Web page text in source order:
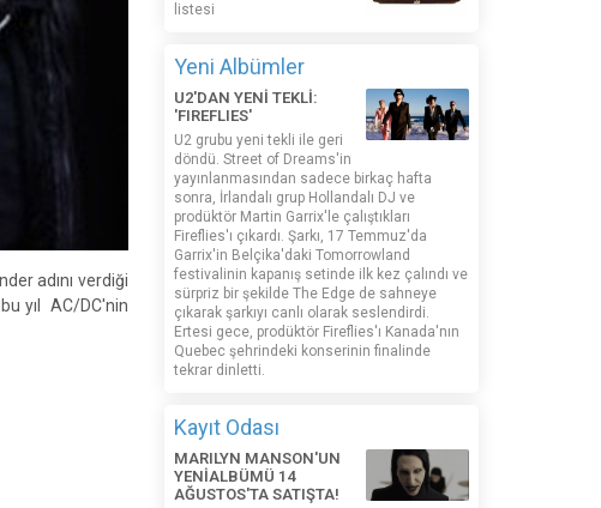
adını verdiği
yıl AC/DC'nin
listesi
Yeni Albümler
U2'DAN YENİ TEKLİ:
'FIREFLIES'
U2 grubu yeni tekli ile geri
döndü. Street of Dreams'in
yayınlanmasından sadece birkaç hafta
sonra, İrlandalı grup Hollandalı DJ ve
prodüktör Martin Garrix'le çalıştıkları
Fireflies'ı çıkardı. Şarkı, 17 Temmuz'da
Garrix'in Belçika'daki Tomorrowland
festivalinin kapanış setinde ilk kez çalındı ​​ve
sürpriz bir şekilde The Edge de sahneye
çıkarak şarkıyı canlı olarak seslendirdi.
Ertesi gece, prodüktör Fireflies'ı Kanada'nın
Quebec şehrindeki konserinin finalinde
tekrar dinletti.
Kayıt Odası
MARILYN MANSON'UN
YENİALBÜMÜ 14
AĞUSTOS'TA SATIŞTA!